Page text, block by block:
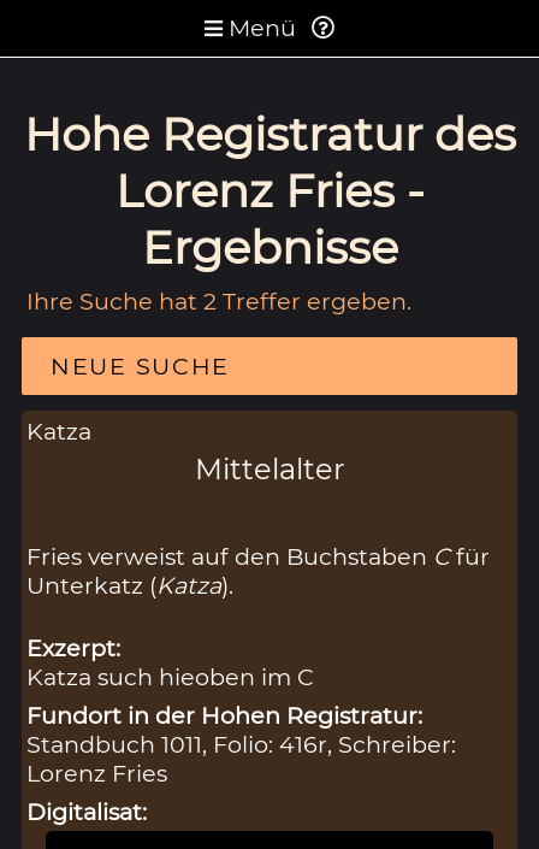
Menü
Hohe Registratur des
Lorenz Fries -
Ergebnisse
Ihre Suche hat 2 Treffer ergeben.
NEUE SUCHE
Katza
Mittelalter
Fries verweist auf den Buchstaben Cfür
Unterkatz (Katza).
Exzerpt:
Katza such hieoben im C
Fundort in der Hohen Registratur:
Standbuch 1011, Folio: 416r, Schreiber:
Lorenz Fries
Digitalisat: